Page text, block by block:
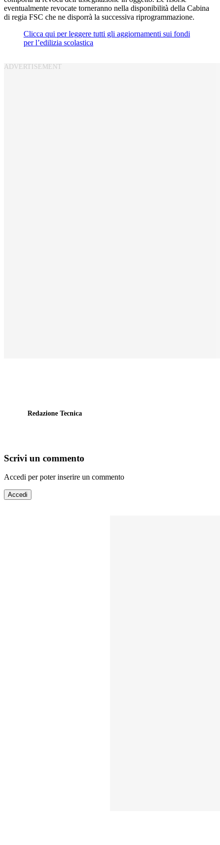
eventualmente revocate torneranno nella disponibilità della Cabina
di regia FSC che ne disporrà la successiva riprogrammazione.
Clicca qui per leggere tutti gli aggiornamenti sui fondi
per l’edilizia scolastica
Redazione Tecnica
Scrivi un commento
Accedi per poter inserire un commento
Accedi